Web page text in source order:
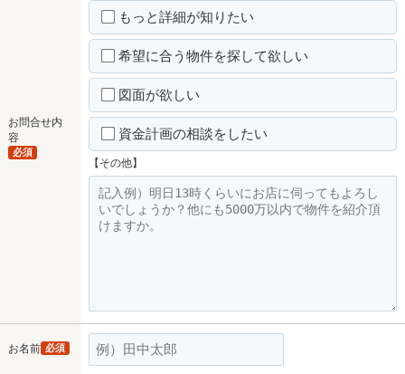
お問合せ内
容
必須
もっと詳細が知りたい
希望に合う物件を探して欲しい
図面が欲しい
資金計画の相談をしたい
【その他】
お名前 必須